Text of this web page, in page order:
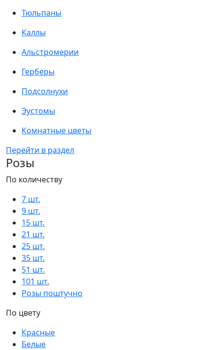
Тюльпаны
Каллы
Альстромерии
Герберы
Подсолнухи
Эустомы
Комнатные цветы
Перейти в раздел
Розы
По количеству
7 шт.
9 шт.
15 шт.
21 шт.
25 шт.
35 шт.
51 шт.
101 шт.
Розы поштучно
По цвету
Красные
Белые